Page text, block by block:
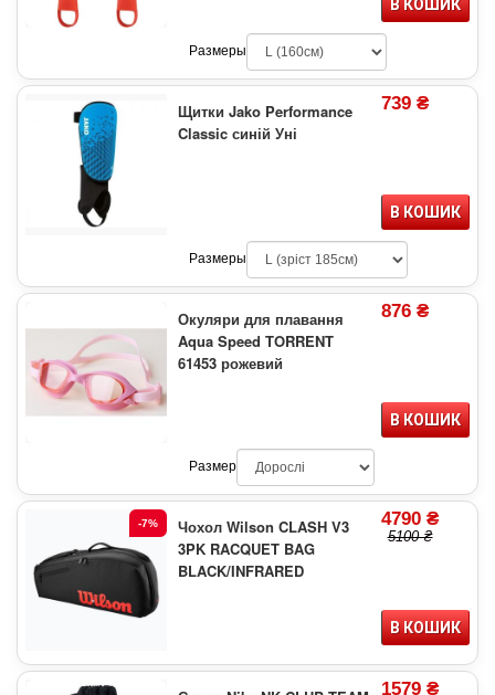
В КОШИК
Размеры
Щитки Jako Performance
Classic синій Уні
739 ₴
В КОШИК
Размеры
Окуляри для плавання
Aqua Speed TORRENT
61453 рожевий
876 ₴
В КОШИК
Размер
-7%
Чохол Wilson CLASH V3
3PK RACQUET BAG
BLACK/INFRARED
4790 ₴
5100 ₴
В КОШИК
1579 ₴